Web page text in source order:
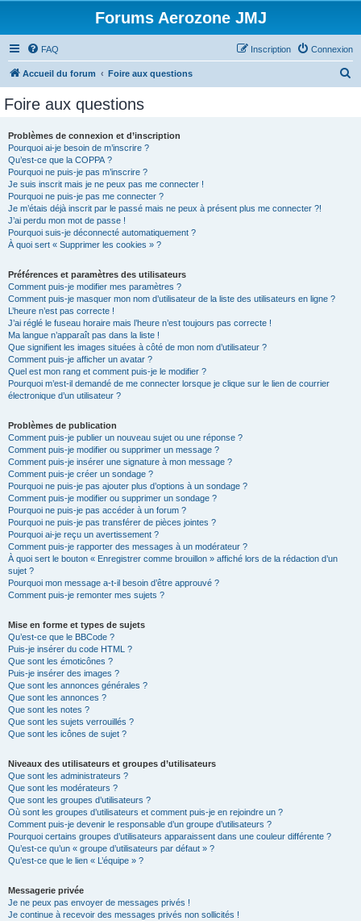
Forums Aerozone JMJ
FAQ Connexion
Inscription
Accueil du forum Foire aux questions
Foire aux questions
Problèmes de connexion et d’inscription
Pourquoi ai-je besoin de m’inscrire ?
Qu’est-ce que la COPPA ?
Pourquoi ne puis-je pas m’inscrire ?
Je suis inscrit mais je ne peux pas me connecter !
Pourquoi ne puis-je pas me connecter ?
Je m’étais déjà inscrit par le passé mais ne peux à présent plus me connecter ?!
J’ai perdu mon mot de passe !
Pourquoi suis-je déconnecté automatiquement ?
À quoi sert « Supprimer les cookies » ?
Préférences et paramètres des utilisateurs
Comment puis-je modifier mes paramètres ?
Comment puis-je masquer mon nom d’utilisateur de la liste des utilisateurs en ligne ?
L’heure n’est pas correcte !
J’ai réglé le fuseau horaire mais l’heure n’est toujours pas correcte !
Ma langue n’apparaît pas dans la liste !
Que signifient les images situées à côté de mon nom d’utilisateur ?
Comment puis-je afficher un avatar ?
Quel est mon rang et comment puis-je le modifier ?
Pourquoi m’est-il demandé de me connecter lorsque je clique sur le lien de courrier
électronique d’un utilisateur ?
Problèmes de publication
Comment puis-je publier un nouveau sujet ou une réponse ?
Comment puis-je modifier ou supprimer un message ?
Comment puis-je insérer une signature à mon message ?
Comment puis-je créer un sondage ?
Pourquoi ne puis-je pas ajouter plus d’options à un sondage ?
Comment puis-je modifier ou supprimer un sondage ?
Pourquoi ne puis-je pas accéder à un forum ?
Pourquoi ne puis-je pas transférer de pièces jointes ?
Pourquoi ai-je reçu un avertissement ?
Comment puis-je rapporter des messages à un modérateur ?
À quoi sert le bouton « Enregistrer comme brouillon » affiché lors de la rédaction d’un
sujet ?
Pourquoi mon message a-t-il besoin d’être approuvé ?
Comment puis-je remonter mes sujets ?
Mise en forme et types de sujets
Qu’est-ce que le BBCode ?
Puis-je insérer du code HTML ?
Que sont les émoticônes ?
Puis-je insérer des images ?
Que sont les annonces générales ?
Que sont les annonces ?
Que sont les notes ?
Que sont les sujets verrouillés ?
Que sont les icônes de sujet ?
Niveaux des utilisateurs et groupes d’utilisateurs
Que sont les administrateurs ?
Que sont les modérateurs ?
Que sont les groupes d’utilisateurs ?
Où sont les groupes d’utilisateurs et comment puis-je en rejoindre un ?
Comment puis-je devenir le responsable d’un groupe d’utilisateurs ?
Pourquoi certains groupes d’utilisateurs apparaissent dans une couleur différente ?
Qu’est-ce qu’un « groupe d’utilisateurs par défaut » ?
Qu’est-ce que le lien « L’équipe » ?
Messagerie privée
Je ne peux pas envoyer de messages privés !
Je continue à recevoir des messages privés non sollicités !